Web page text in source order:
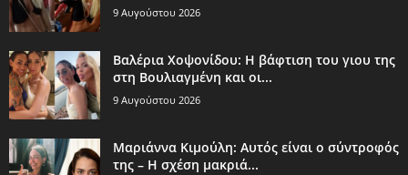
9 Αυγούστου 2026
Βαλέρια Χοψονίδου: Η βάφτιση του γιου της
στη Βουλιαγμένη και οι...
9 Αυγούστου 2026
Μαριάννα Κιμούλη: Αυτός είναι ο σύντροφός
της – Η σχέση μακριά...